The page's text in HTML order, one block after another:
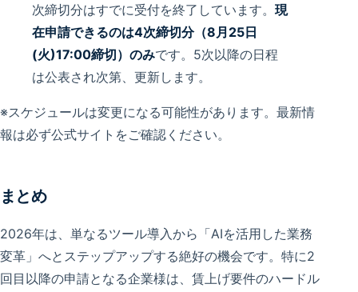
次締切分はすでに受付を終了しています。 現
在申請できるのは4次締切分（8月25日
(火)17:00締切）のみです。5次以降の日程
は公表され次第、更新します。
※スケジュールは変更になる可能性があります。最新情
報は必ず公式サイトをご確認ください。
まとめ
2026年は、単なるツール導入から「AIを活用した業務
変革」へとステップアップする絶好の機会です。特に2
回目以降の申請となる企業様は、賃上げ要件のハードル